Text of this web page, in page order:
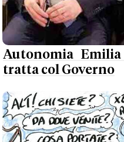
Autonomia Emilia
tratta col Governo